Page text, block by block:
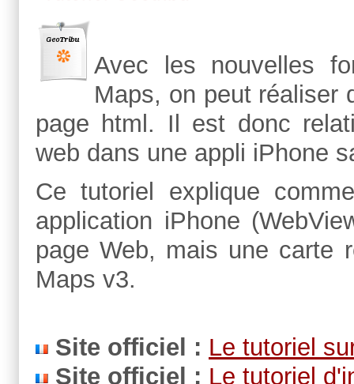
Avec les nouvelles
Maps, on peut réaliser
page html. Il est donc
web dans une appli iPhone
Ce tutoriel explique
application iPhone
page Web, mais une carte
Maps v3.
Site officiel : Le tutoriel
Site officiel : Le tutoriel